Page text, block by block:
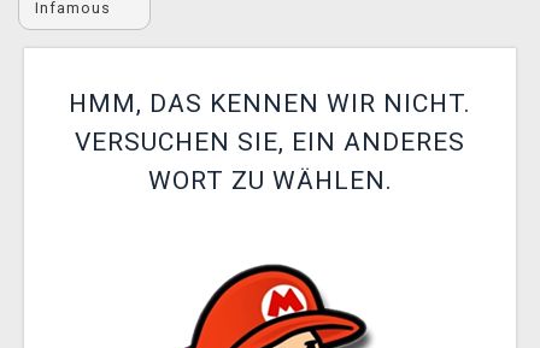
XZONE CLUB
Infamous
HMM, DAS KENNEN WIR NICHT.
VERSUCHEN SIE, EIN ANDERES
WORT ZU WÄHLEN.